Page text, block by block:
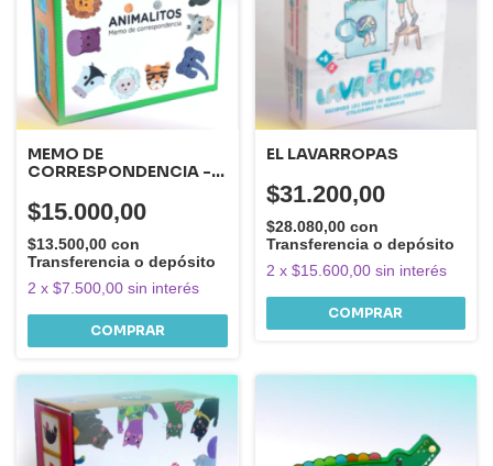
MEMO DE
CORRESPONDENCIA -
$15.000,00
$13.500,00 con
Transferencia o depósito
2 x $7.500,00 sin interés
EL LAVARROPAS
$31.200,00
$28.080,00 con
Transferencia o depósito
2 x $15.600,00 sin interés